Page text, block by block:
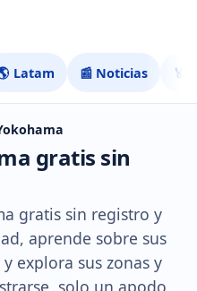
Latam 📰 Noticias 🏅
gratis sin
gratis sin registro y
aprende sobre sus
explora sus zonas y
solo un apodo